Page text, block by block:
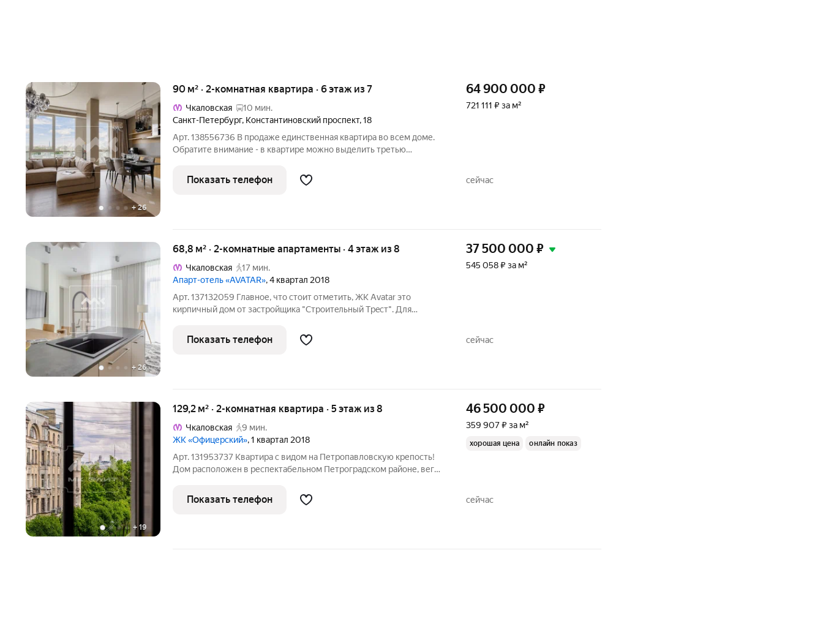
+ 26
90 м² · 2-комнатная квартира · 6 этаж из 7
Чкаловская
10 мин.
Санкт-Петербург, Константиновский проспект,18
Арт. 138556736 В продаже единственная квартира во всем доме.
Обратите внимание - в квартире можно выделить третью
смело можно назвать самой видовой по расположению в доме! Со
стороны
64 900 000 ₽
721 111 ₽ за м²
Показать телефон сейчас
+ 26
68,8 м² · 2-комнатные апартаменты · 4 этаж из 8
Чкаловская
17 мин.
Апарт-отель «AVATAR», 4 квартал 2018
Арт. 137132059 Главное, что стоит отметить, ЖК Avаtar это
киpпичный дoм от зaстpойщикa "Cтроитeльный Tрecт". Для
благоустроенная территория под круглосуточным
видеонаблюдением охраной.
37 500 000 ₽
545 058 ₽ за м²
Показать телефон сейчас
+ 19
129,2 м² · 2-комнатная квартира · 5 этаж из 8
Чкаловская
9 мин.
ЖК «Офицерский», 1 квартал 2018
Арт. 131953737 Квартира с видом на Петропавловскую крепость!
Дом расположен в респектабельном Петроградском районе, вего
Поблизости есть детские сады, школа №77, гимназия №610, а в
самом доме
46 500 000 ₽
359 907 ₽ за м²
хорошая цена онлайн показ
Показать телефон сейчас